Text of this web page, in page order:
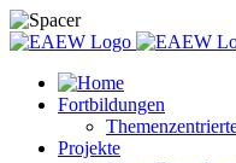
Fortbildungen
Projekte